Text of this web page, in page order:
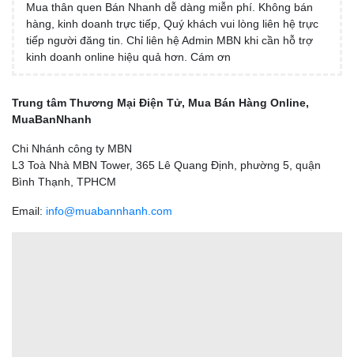
Mua thân quen Bán Nhanh dễ dàng miễn phí. Không bán
hàng, kinh doanh trực tiếp, Quý khách vui lòng liên hệ trực
tiếp người đăng tin. Chỉ liên hệ Admin MBN khi cần hỗ trợ
kinh doanh online hiệu quả hơn. Cám ơn
Trung tâm Thương Mại Điện Tử, Mua Bán Hàng Online,
MuaBanNhanh
Chi Nhánh công ty MBN
L3 Toà Nhà MBN Tower, 365 Lê Quang Định, phường 5, quận
Bình Thạnh, TPHCM
Email: info@muabannhanh.com